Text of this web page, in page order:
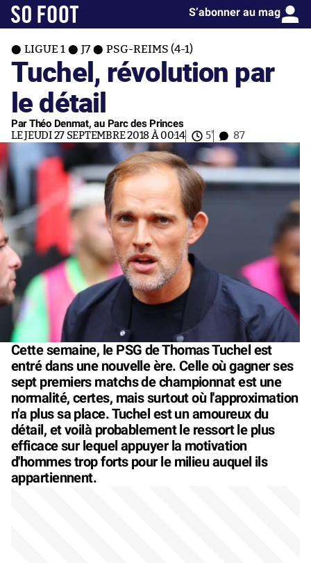
S’abonner au mag
LIGUE 1 J7 PSG-REIMS (4-1)
Tuchel, révolution par
le détail
Par Théo Denmat, au Parc des Princes
LE JEUDI 27 SEPTEMBRE 2018 À 00:14 5' 87
Cette semaine, le PSG de Thomas Tuchel est
entré dans une nouvelle ère. Celle où gagner ses
sept premiers matchs de championnat est une
normalité, certes, mais surtout où l'approximation
n'a plus sa place. Tuchel est un amoureux du
détail, et voilà probablement le ressort le plus
efficace sur lequel appuyer la motivation
d'hommes trop forts pour le milieu auquel ils
appartiennent.